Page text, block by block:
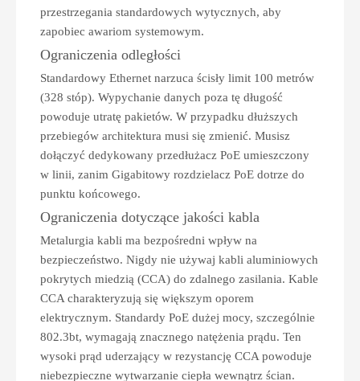
przestrzegania standardowych wytycznych, aby
zapobiec awariom systemowym.
Ograniczenia odległości
Standardowy Ethernet narzuca ścisły limit 100 metrów
(328 stóp). Wypychanie danych poza tę długość
powoduje utratę pakietów. W przypadku dłuższych
przebiegów architektura musi się zmienić. Musisz
dołączyć dedykowany przedłużacz PoE umieszczony
w linii, zanim Gigabitowy rozdzielacz PoE dotrze do
punktu końcowego.
Ograniczenia dotyczące jakości kabla
Metalurgia kabli ma bezpośredni wpływ na
bezpieczeństwo. Nigdy nie używaj kabli aluminiowych
pokrytych miedzią (CCA) do zdalnego zasilania. Kable
CCA charakteryzują się większym oporem
elektrycznym. Standardy PoE dużej mocy, szczególnie
802.3bt, wymagają znacznego natężenia prądu. Ten
wysoki prąd uderzający w rezystancję CCA powoduje
niebezpieczne wytwarzanie ciepła wewnątrz ścian.